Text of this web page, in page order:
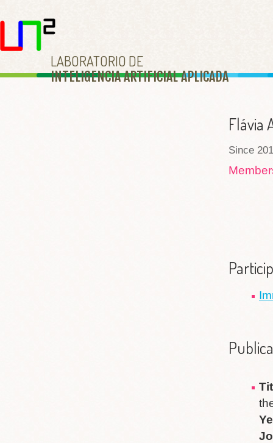
LABORATORIO DE
INTELIGENCIA ARTIFICIAL APLICADA
Flávia
Since